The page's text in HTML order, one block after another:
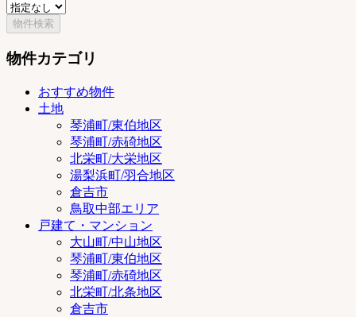
物件カテゴリ
おすすめ物件
土地
琴浦町/東伯地区
琴浦町/赤碕地区
北栄町/大栄地区
湯梨浜町/羽合地区
倉吉市
鳥取中部エリア
戸建て・マンション
大山町/中山地区
琴浦町/東伯地区
琴浦町/赤碕地区
北栄町/北条地区
倉吉市